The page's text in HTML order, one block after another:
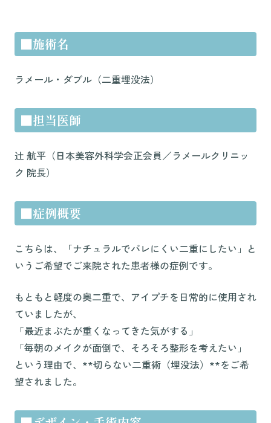
■施術名
ラメール・ダブル（二重埋没法）
■担当医師
辻 航平（日本美容外科学会正会員／ラメールクリニッ
ク 院長）
■症例概要
こちらは、「ナチュラルでバレにくい二重にしたい」と
いうご希望でご来院された患者様の症例です。
もともと軽度の奥二重で、アイプチを日常的に使用され
ていましたが、
「最近まぶたが重くなってきた気がする」
「毎朝のメイクが面倒で、そろそろ整形を考えたい」
という理由で、**切らない二重術（埋没法）**をご希
望されました。